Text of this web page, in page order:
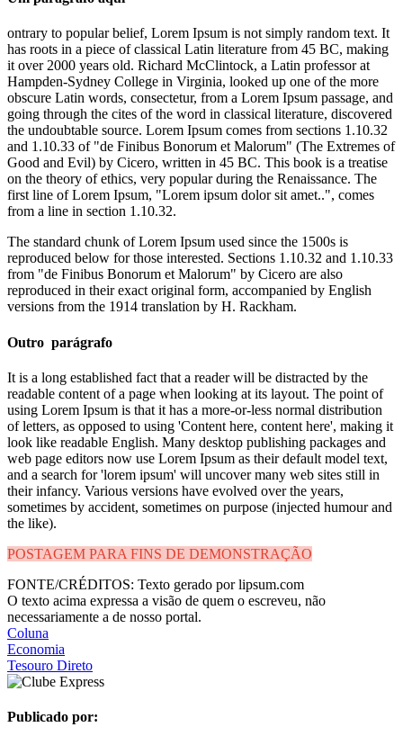
ontrary to popular belief, Lorem Ipsum is not simply random text. It
has roots in a piece of classical Latin literature from 45 BC, making
it over 2000 years old. Richard McClintock, a Latin professor at
Hampden-Sydney College in Virginia, looked up one of the more
obscure Latin words, consectetur, from a Lorem Ipsum passage, and
going through the cites of the word in classical literature, discovered
the undoubtable source. Lorem Ipsum comes from sections 1.10.32
and 1.10.33 of "de Finibus Bonorum et Malorum" (The Extremes of
Good and Evil) by Cicero, written in 45 BC. This book is a treatise
on the theory of ethics, very popular during the Renaissance. The
first line of Lorem Ipsum, "Lorem ipsum dolor sit amet..", comes
from a line in section 1.10.32.
The standard chunk of Lorem Ipsum used since the 1500s is
reproduced below for those interested. Sections 1.10.32 and 1.10.33
from "de Finibus Bonorum et Malorum" by Cicero are also
reproduced in their exact original form, accompanied by English
versions from the 1914 translation by H. Rackham.
Outro parágrafo
It is a long established fact that a reader will be distracted by the
readable content of a page when looking at its layout. The point of
using Lorem Ipsum is that it has a more-or-less normal distribution
of letters, as opposed to using 'Content here, content here', making it
look like readable English. Many desktop publishing packages and
web page editors now use Lorem Ipsum as their default model text,
and a search for 'lorem ipsum' will uncover many web sites still in
their infancy. Various versions have evolved over the years,
sometimes by accident, sometimes on purpose (injected humour and
the like).
POSTAGEM PARA FINS DE DEMONSTRAÇÃO
FONTE/CRÉDITOS: Texto gerado por lipsum.com
O texto acima expressa a visão de quem o escreveu, não
necessariamente a de nosso portal.
Coluna
Economia
Tesouro Direto
Publicado por: